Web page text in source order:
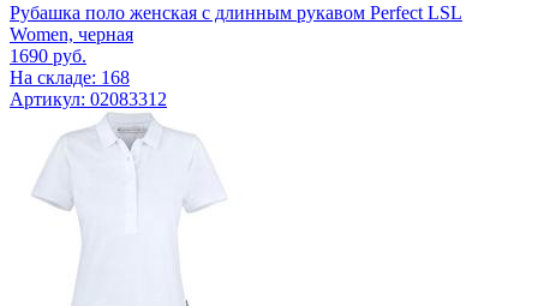
Рубашка поло женская с длинным рукавом Perfect LSL
Women, черная
1690 руб.
На складе: 168
Артикул: 02083312